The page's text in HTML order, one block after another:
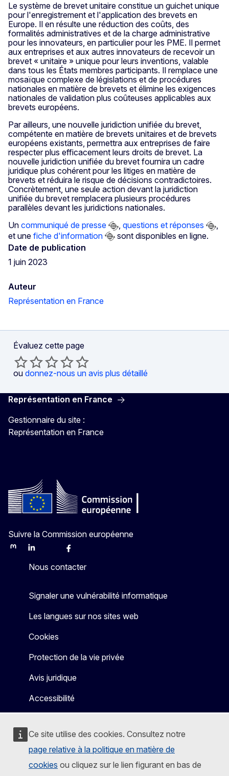
Ce site utilise des cookies. Consultez notre
page relative à la politique en matière de
cookies ou cliquez sur le lien figurant en bas de
Le système de brevet unitaire constitue un guichet unique
pour l'enregistrement et l'application des brevets en
Europe. Il en résulte une réduction des coûts, des
formalités administratives et de la charge administrative
pour les innovateurs, en particulier pour les PME. Il permet
aux entreprises et aux autres innovateurs de recevoir un
brevet « unitaire » unique pour leurs inventions, valable
dans tous les États membres participants. Il remplace une
mosaïque complexe de législations et de procédures
nationales en matière de brevets et élimine les exigences
nationales de validation plus coûteuses applicables aux
brevets européens.
Par ailleurs, une nouvelle juridiction unifiée du brevet,
compétente en matière de brevets unitaires et de brevets
européens existants, permettra aux entreprises de faire
respecter plus efficacement leurs droits de brevet. La
nouvelle juridiction unifiée du brevet fournira un cadre
juridique plus cohérent pour les litiges en matière de
brevets et réduira le risque de décisions contradictoires.
Concrètement, une seule action devant la juridiction
unifiée du brevet remplacera plusieurs procédures
parallèles devant les juridictions nationales.
Un communiqué de presse , questions et réponses
,
et une fiche d'information
sont disponibles en ligne.
Date de publication
1 juin 2023
Auteur
Représentation en France
Évaluez cette page
ou donnez-nous un avis plus détaillé
Représentation en France
Gestionnaire du site :
Représentation en France
Suivre la Commission européenne
MastodonLinkedInBlueskyFacebook
Nous contacter
Signaler une vulnérabilité informatique
Les langues sur nos sites web
Cookies
Protection de la vie privée
Avis juridique
Accessibilité